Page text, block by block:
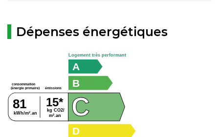
Dépenses énergétiques
consommation
(énergie primaire) émissions
kg CO2/
m².an
kWh/m².an
81 15*
D
C
B
A
Logement très performant